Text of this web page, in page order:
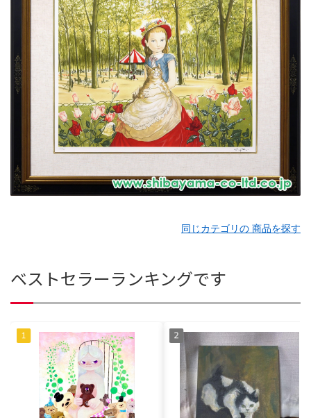
同じカテゴリの 商品を探す
ベストセラーランキングです